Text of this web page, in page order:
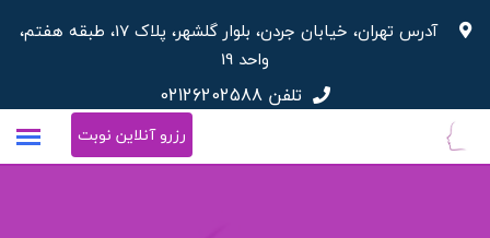
آدرس تهران، خیابان جردن، بلوار گلشهر، پلاک 17، طبقه هفتم،
واحد 19
تلفن 02126202588
رزرو آنلاین نوبت